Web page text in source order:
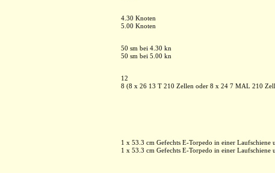
4.30 Knoten
5.00 Knoten
50 sm bei 4.30 kn
50 sm bei 5.00 kn
12
8 (8 x 26 13 T 210 Zellen oder 8 x 24 7 MAL 210
1 x 53.3 cm Gefechts E-Torpedo in einer Laufschiene
1 x 53.3 cm Gefechts E-Torpedo in einer Laufschiene